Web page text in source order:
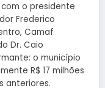
o presidente
Frederico
Camaf
Dr. Caio
o município
R$ 17 milhões
anteriores.